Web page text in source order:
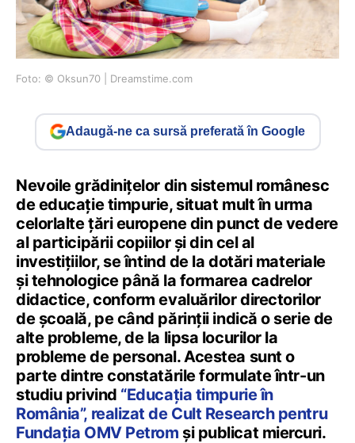
Foto: © Oksun70 | Dreamstime.com
Adaugă-ne ca sursă preferată în Google
Nevoile grădinițelor din sistemul românesc
de educație timpurie, situat mult în urma
celorlalte țări europene din punct de vedere
al participării copiilor și din cel al
investițiilor, se întind de la dotări materiale
și tehnologice până la formarea cadrelor
didactice, conform evaluărilor directorilor
de școală, pe când părinții indică o serie de
alte probleme, de la lipsa locurilor la
probleme de personal. Acestea sunt o
parte dintre constatările formulate într-un
studiu privind “Educația timpurie în
România”, realizat de Cult Research pentru
Fundația OMV Petrom și publicat miercuri.